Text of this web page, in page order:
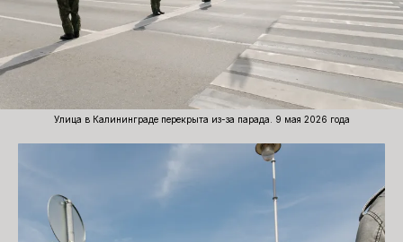
Улица в Калининграде перекрыта из-за парада. 9 мая 2026 года